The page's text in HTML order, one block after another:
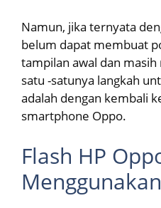
Namun, jika ternyata
belum dapat membuat
tampilan awal dan
satu -satunya langkah
adalah dengan kembali
smartphone Oppo.
Flash HP